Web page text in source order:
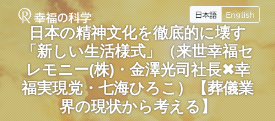
日本語 English
日本の精神文化を徹底的に壊す
「新しい生活様式」（来世幸福セ
レモニー(株)・金澤光司社長✖幸
福実現党・七海ひろこ）【葬儀業
界の現状から考える】